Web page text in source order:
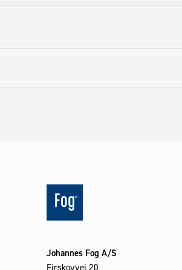
Johannes Fog A/S
Firskovvej 20